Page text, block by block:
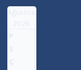
Ağustos
2026
P
S
Ç